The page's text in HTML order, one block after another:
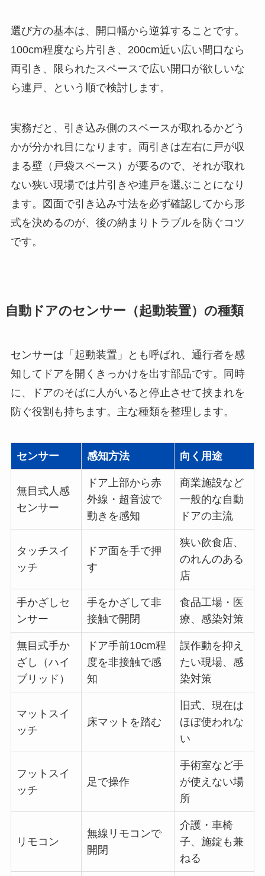
選び方の基本は、開口幅から逆算することです。
100cm程度なら片引き、200cm近い広い間口なら
両引き、限られたスペースで広い開口が欲しいな
ら連戸、という順で検討します。
実務だと、引き込み側のスペースが取れるかどう
かが分かれ目になります。両引きは左右に戸が収
まる壁（戸袋スペース）が要るので、それが取れ
ない狭い現場では片引きや連戸を選ぶことになり
ます。図面で引き込み寸法を必ず確認してから形
式を決めるのが、後の納まりトラブルを防ぐコツ
です。
自動ドアのセンサー（起動装置）の種類
センサーは「起動装置」とも呼ばれ、通行者を感
知してドアを開くきっかけを出す部品です。同時
に、ドアのそばに人がいると停止させて挟まれを
防ぐ役割も持ちます。主な種類を整理します。
センサー 感知方法 向く用途
無目式人感
センサー
ドア上部から赤
外線・超音波で
動きを感知
商業施設など
一般的な自動
ドアの主流
タッチスイ
ッチ
ドア面を手で押
す
狭い飲食店、
のれんのある
店
手かざしセ
ンサー
手をかざして非
接触で開閉
食品工場・医
療、感染対策
無目式手か
ざし（ハイ
ブリッド）
ドア手前10cm程
度を非接触で感
知
誤作動を抑え
たい現場、感
染対策
マットスイ
ッチ
床マットを踏む
旧式、現在は
ほぼ使われな
い
フットスイ
ッチ
足で操作
手術室など手
が使えない場
所
リモコン
無線リモコンで
開閉
介護・車椅
子、施錠も兼
ねる